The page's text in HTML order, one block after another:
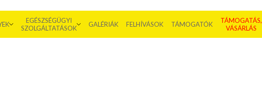
EGÉSZSÉGÜGYI
SZOLGÁLTATÁSOK
GALÉRIÁK FELHÍVÁSOK TÁMOGATÓK
TÁMOGATÁS,
VÁSÁRLÁS